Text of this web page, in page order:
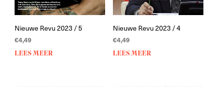
Nieuwe Revu 2023 / 5
€4,49
LEES MEER
Nieuwe Revu 2023 / 4
€4,49
LEES MEER